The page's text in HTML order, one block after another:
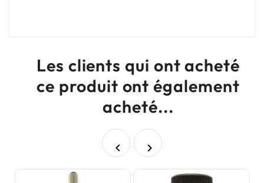
Les clients qui ont acheté
ce produit ont également
acheté...
 